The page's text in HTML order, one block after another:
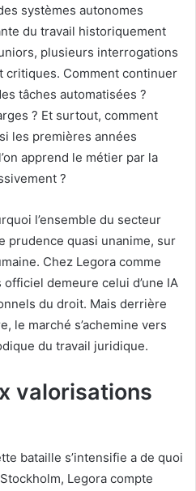
systèmes autonomes
du travail historiquement
plusieurs interrogations
critiques. Comment continuer
tâches automatisées ?
? Et surtout, comment
les premières années
apprend le métier par la
?
l’ensemble du secteur
prudence quasi unanime, sur
Chez Legora comme
demeure celui d’une IA
du droit. Mais derrière
le marché s’achemine vers
du travail juridique.
valorisations
bataille s’intensifie a de quoi
Legora compte